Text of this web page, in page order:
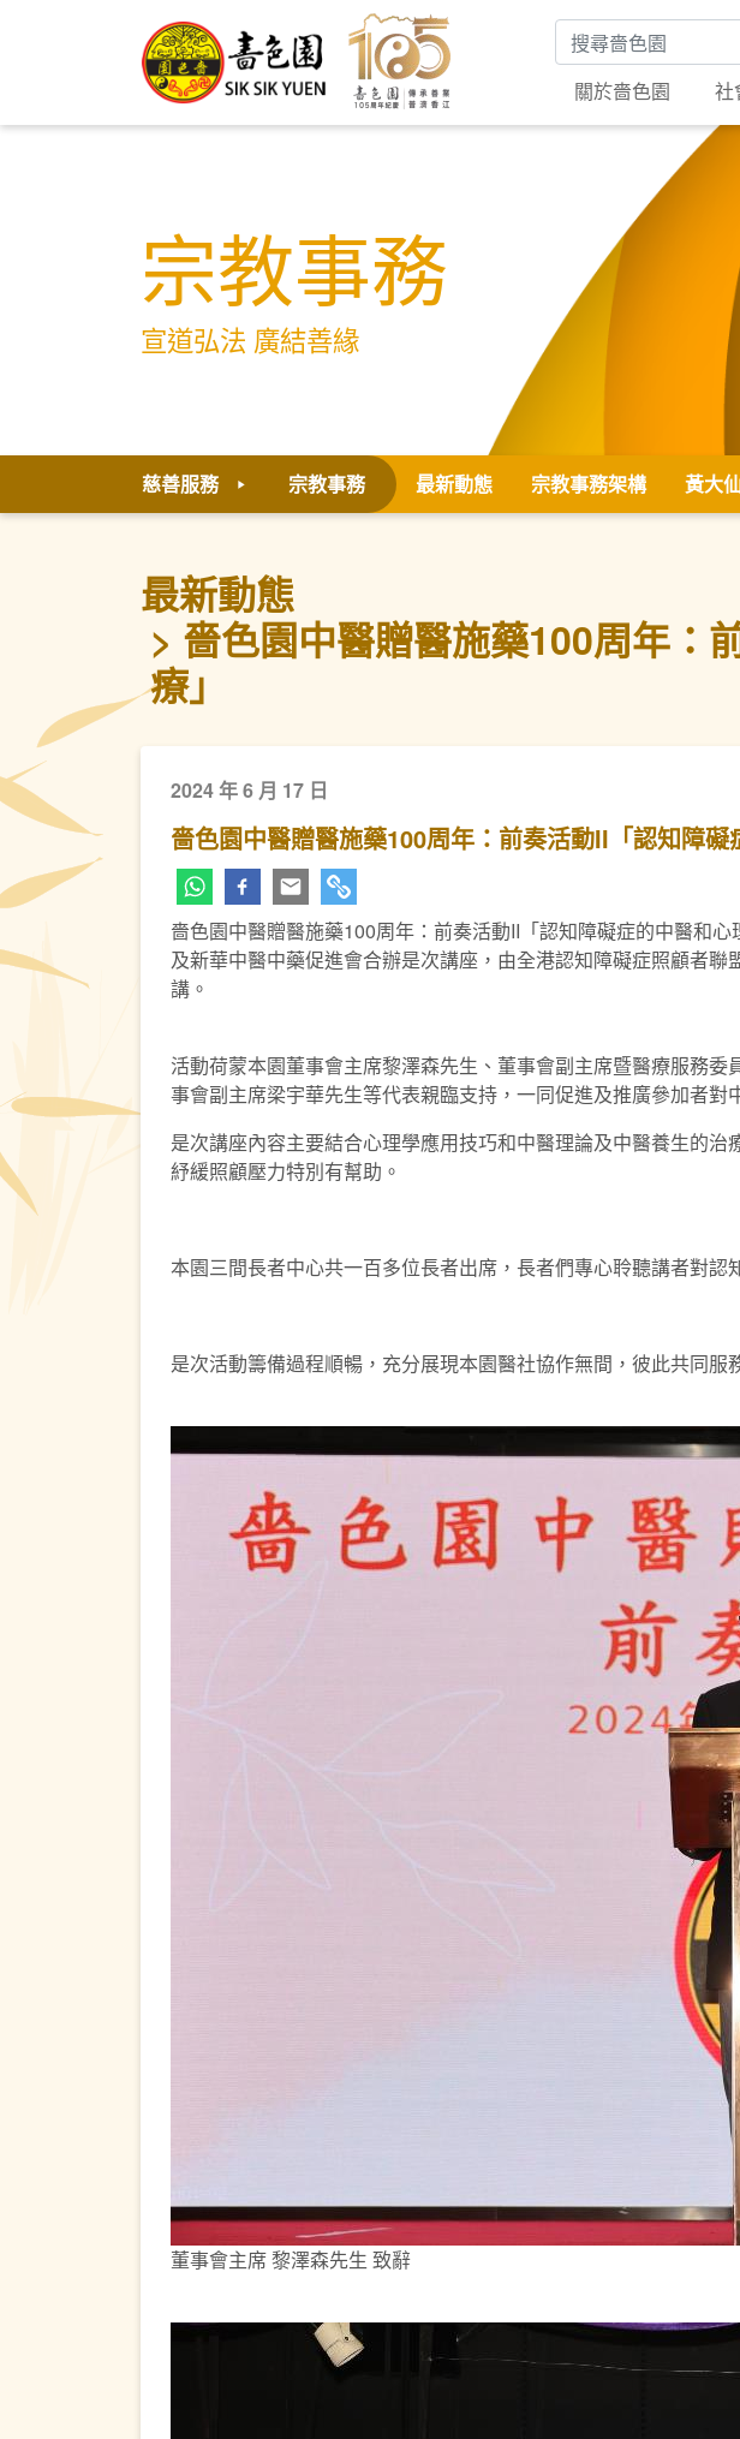
搜尋關鍵字
關於嗇色園
社
宗教事務
宣道弘法 廣結善緣
慈善服務 宗教事務 最新動態 宗教事務架構 黃大
最新動態
嗇色園中醫贈醫施藥100周年：
療」
2024 年 6 月 17 日
嗇色園中醫贈醫施藥100周年：前奏活動II「認知障礙
嗇色園中醫贈醫施藥100周年：前奏活動II「認知障礙症的中醫和
及新華中醫中藥促進會合辦是次講座，由全港認知障礙症照顧者
講。
活動荷蒙本園董事會主席黎澤森先生、董事會副主席暨醫療服務
事會副主席梁宇華先生等代表親臨支持，一同促進及推廣參加者對
是次講座內容主要結合心理學應用技巧和中醫理論及中醫養生的
紓緩照顧壓力特別有幫助。
本園三間長者中心共一百多位長者出席，長者們專心聆聽講者對
是次活動籌備過程順暢，充分展現本園醫社協作無間，彼此共同服
董事會主席 黎澤森先生 致辭